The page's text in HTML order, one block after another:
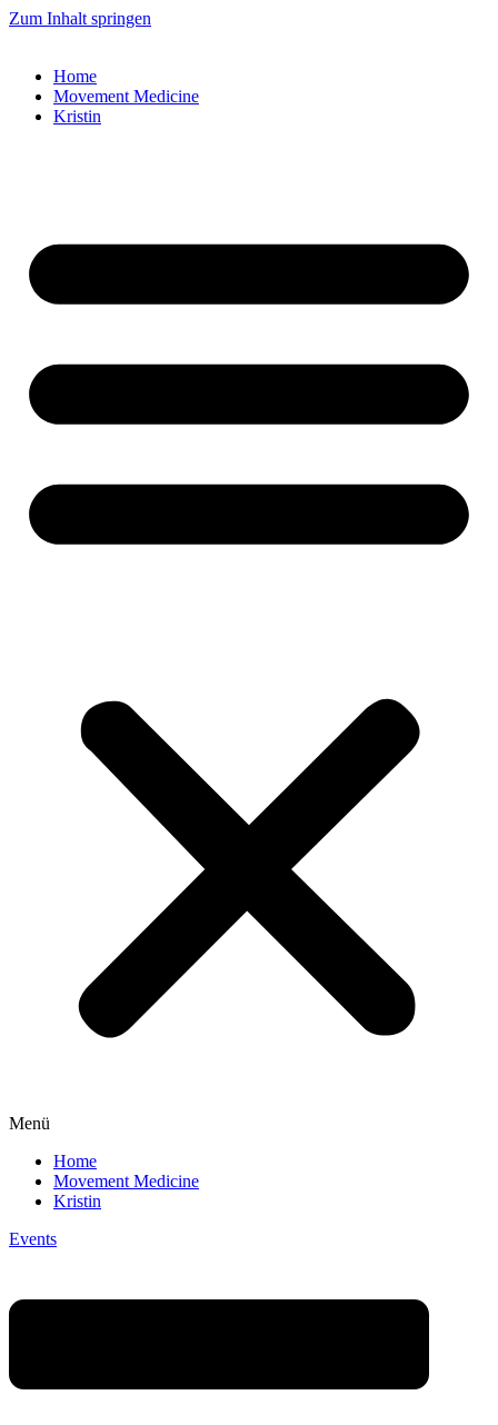
Zum Inhalt springen
Home
Movement Medicine
Kristin
Menü
Home
Movement Medicine
Kristin
Events